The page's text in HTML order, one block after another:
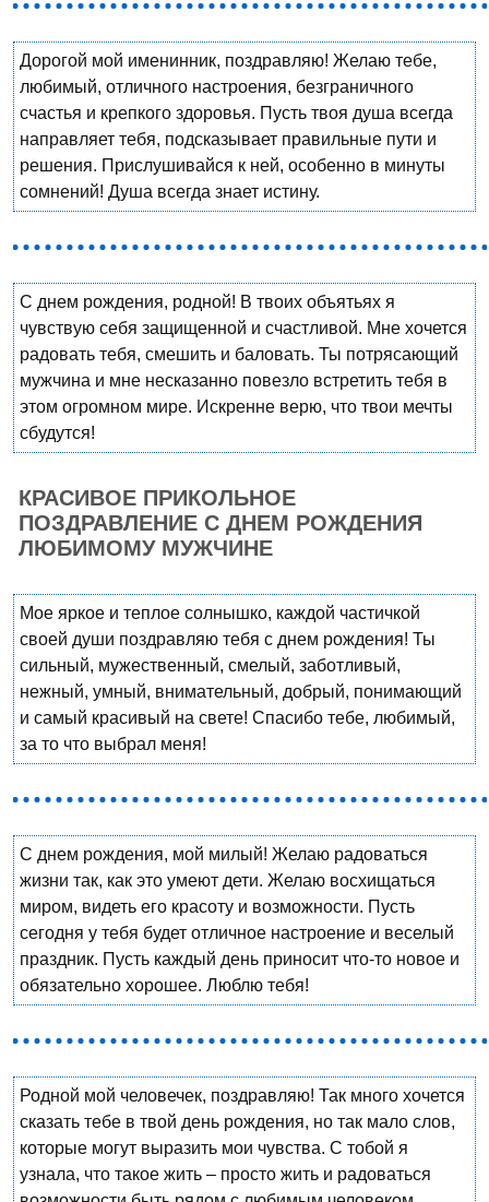
Дорогой мой именинник, поздравляю! Желаю тебе,
любимый, отличного настроения, безграничного
счастья и крепкого здоровья. Пусть твоя душа всегда
направляет тебя, подсказывает правильные пути и
решения. Прислушивайся к ней, особенно в минуты
сомнений! Душа всегда знает истину.
С днем рождения, родной! В твоих объятьях я
чувствую себя защищенной и счастливой. Мне хочется
радовать тебя, смешить и баловать. Ты потрясающий
мужчина и мне несказанно повезло встретить тебя в
этом огромном мире. Искренне верю, что твои мечты
сбудутся!
КРАСИВОЕ ПРИКОЛЬНОЕ
ПОЗДРАВЛЕНИЕ С ДНЕМ РОЖДЕНИЯ
ЛЮБИМОМУ МУЖЧИНЕ
Мое яркое и теплое солнышко, каждой частичкой
своей души поздравляю тебя с днем рождения! Ты
сильный, мужественный, смелый, заботливый,
нежный, умный, внимательный, добрый, понимающий
и самый красивый на свете! Спасибо тебе, любимый,
за то что выбрал меня!
С днем рождения, мой милый! Желаю радоваться
жизни так, как это умеют дети. Желаю восхищаться
миром, видеть его красоту и возможности. Пусть
сегодня у тебя будет отличное настроение и веселый
праздник. Пусть каждый день приносит что-то новое и
обязательно хорошее. Люблю тебя!
Родной мой человечек, поздравляю! Так много хочется
сказать тебе в твой день рождения, но так мало слов,
которые могут выразить мои чувства. С тобой я
узнала, что такое жить – просто жить и радоваться